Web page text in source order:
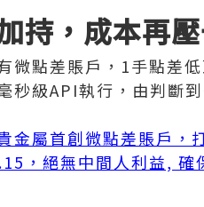
持，成本再
微點差賬戶，1手點差
秒級API執行，由判斷
金屬首創微點差賬戶，
，絕無中間人利益, 確